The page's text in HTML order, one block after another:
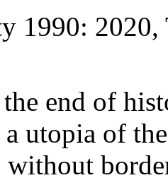
1990: 2020,
end of
utopia of